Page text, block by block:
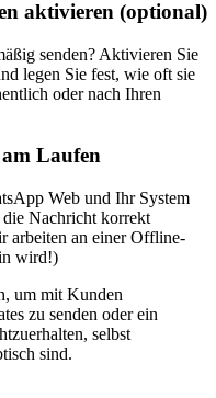
aktivieren (optional)
senden? Aktivieren Sie
legen Sie fest, wie oft sie
oder nach Ihren
Laufen
Web und Ihr System
Nachricht korrekt
arbeiten an einer Offline-
wird!)
um mit Kunden
zu senden oder ein
selbst
sind.